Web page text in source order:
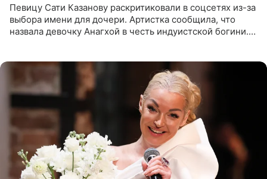
Певицу Сати Казанову раскритиковали в соцсетях из-за
выбора имени для дочери. Артистка сообщила, что
назвала девочку Анагхой в честь индуистской богини.